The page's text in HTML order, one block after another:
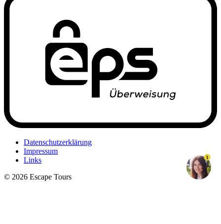
Datenschutzerklärung
Impressum
Links
© 2026 Escape Tours
1